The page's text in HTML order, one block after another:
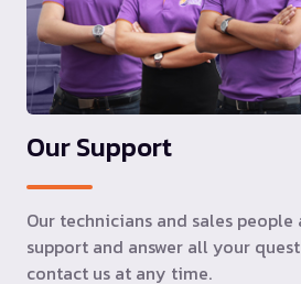
Our Support
Our technicians and sales people
support and answer all your
contact us at any time.